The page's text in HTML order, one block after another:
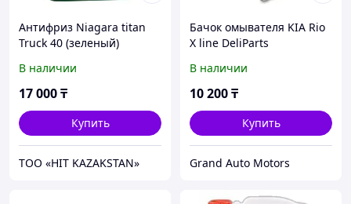
Антифриз Niagara titan
Truck 40 (зеленый)
В наличии
17 000₸
Купить
ТОО «HIT KAZAKSTAN»
Бачок омывателя KIA Rio
X line DeliParts
В наличии
10 200₸
Купить
Grand Auto Motors